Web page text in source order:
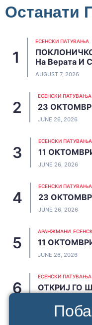
Останати
ЕСЕНСКИ ПАТУВАЊА
На Верата И
AUGUST 7, 2026
ЕСЕНСКИ ПАТУВАЊА
23
JUNE 26, 2026
ЕСЕНСКИ ПАТУВАЊА
11
JUNE 26, 2026
ЕСЕНСКИ ПАТУВАЊА
23
JUNE 26, 2026
АРАНЖМАНИ
11
JUNE 26, 2026
ЕСЕНСКИ ПАТУВАЊА
ОТКРИЈ ГО